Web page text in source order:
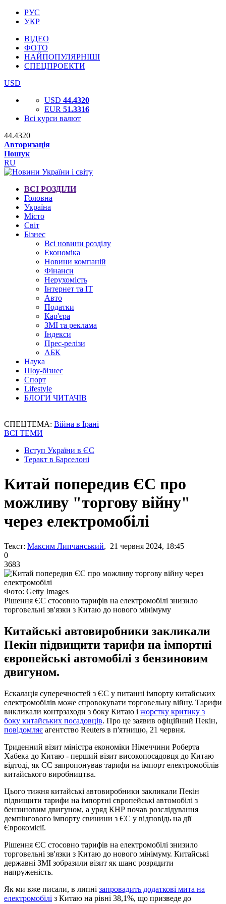
РУС
УКР
ВІДЕО
ФОТО
НАЙПОПУЛЯРНІШІ
СПЕЦПРОЕКТИ
USD
USD 44.4320
EUR 51.3316
Всі курси валют
44.4320
Авторизація
Пошук
RU
ВСІ РОЗДІЛИ
Головна
Україна
Місто
Світ
Бізнес
Всі новини розділу
Економіка
Новини компаній
Фінанси
Нерухомість
Інтернет та IT
Авто
Податки
Кар'єра
ЗМІ та реклама
Індекси
Прес-релізи
АБК
Наука
Шоу-бізнес
Спорт
Lifestyle
БЛОГИ ЧИТАЧІВ
СПЕЦТЕМА: Війна в Ірані
ВСІ ТЕМИ
Вступ України в ЄС
Теракт в Барселоні
Китай попередив ЄС про
можливу "торгову війну"
через електромобілі
Текст: Максим Липчанський, 21 червня 2024, 18:45
0
3683
Фото: Getty Images
Рішення ЄС стосовно тарифів на електромобілі знизило
торговельні зв'язки з Китаю до нового мінімуму
Китайські автовиробники закликали
Пекін підвищити тарифи на імпортні
європейські автомобілі з бензиновим
двигуном.
Ескалація суперечностей з ЄС у питанні імпорту китайських
електромобілів може спровокувати торговельну війну. Тарифи
викликали контрзаходи з боку Китаю і жорстку критику з
боку китайських посадовців. Про це заявив офіційний Пекін,
повідомляє агентство Reuters в п'ятницю, 21 червня.
Триденний візит міністра економіки Німеччини Роберта
Хабека до Китаю - перший візит високопосадовця до Китаю
відтоді, як ЄС запропонував тарифи на імпорт електромобілів
китайського виробництва.
Цього тижня китайські автовиробники закликали Пекін
підвищити тарифи на імпортні європейські автомобілі з
бензиновим двигуном, а уряд КНР почав розслідування
демпінгового імпорту свинини з ЄС у відповідь на дії
Єврокомісії.
Рішення ЄС стосовно тарифів на електромобілі знизило
торговельні зв'язки з Китаю до нового мінімуму. Китайські
державні ЗМІ зобразили візит як шанс розрядити
напруженість.
Як ми вже писали, в липні запровадить додаткові мита на
електромобілі з Китаю на рівні 38,1%, що призведе до